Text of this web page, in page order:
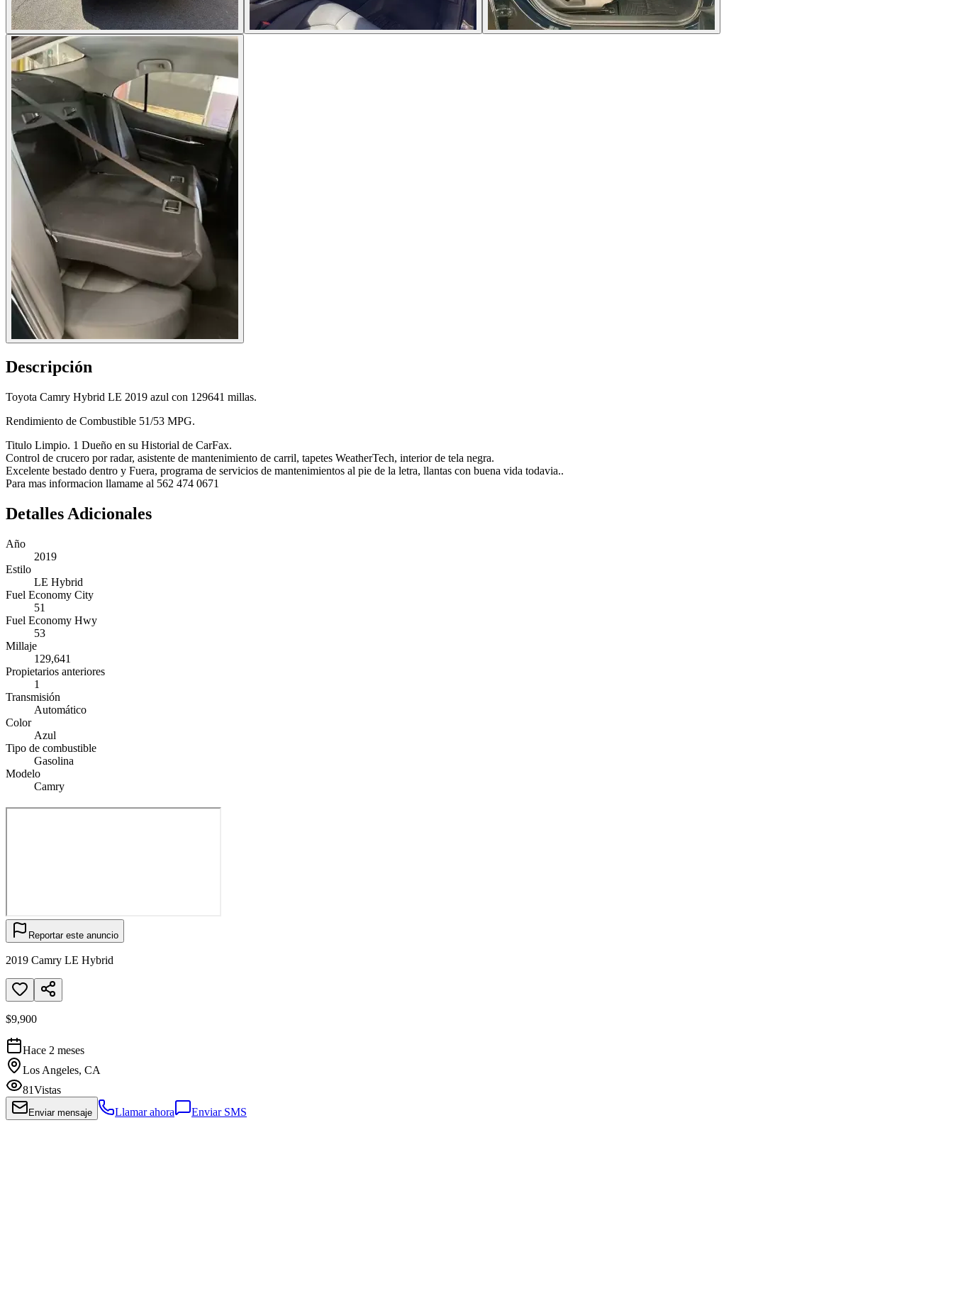
Descripción
Toyota Camry Hybrid LE 2019 azul con 129641 millas.
Rendimiento de Combustible 51/53 MPG.
Titulo Limpio. 1 Dueño en su Historial de CarFax.
Control de crucero por radar, asistente de mantenimiento de carril, tapetes WeatherTech, interior de tela negra.
Excelente bestado dentro y Fuera, programa de servicios de mantenimientos al pie de la letra, llantas con buena vida todavia..
Para mas informacion llamame al 562 474 0671
Detalles Adicionales
Año
2019
Estilo
LE Hybrid
Fuel Economy City
51
Fuel Economy Hwy
53
Millaje
129,641
Propietarios anteriores
1
Transmisión
Automático
Color
Azul
Tipo de combustible
Gasolina
Modelo
Camry
Reportar este anuncio
2019 Camry LE Hybrid
$9,900
Hace 2 meses
Los Angeles, CA
81Vistas
Enviar mensaje Llamar ahora Enviar SMS